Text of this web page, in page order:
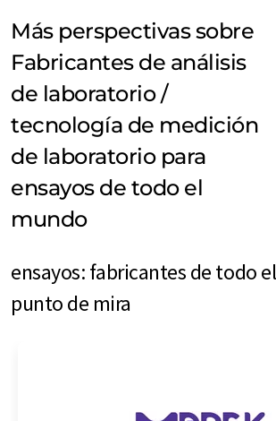
Más perspectivas sobre
Fabricantes de análisis
de laboratorio /
tecnología de medición
de laboratorio para
ensayos de todo el
mundo
ensayos: fabricantes de todo
punto de mira